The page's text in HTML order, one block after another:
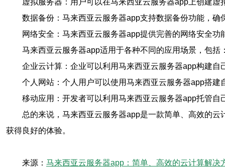
虚拟服务器：用户可以在马来西亚云服务器app上创建
数据备份：马来西亚云服务器app支持数据备份功能，确
网络安全：马来西亚云服务器app提供完善的网络安全功
马来西亚云服务器app适用于各种不同的应用场景，包括
企业云计算：企业可以利用马来西亚云服务器app构建自
个人网站：个人用户可以使用马来西亚云服务器app搭
移动应用：开发者可以利用马来西亚云服务器app托管
总的来说，马来西亚云服务器app是一款简单、高效的
获得良好的体验。
来源： 马来西亚云服务器app：简单、高效的云计算解决